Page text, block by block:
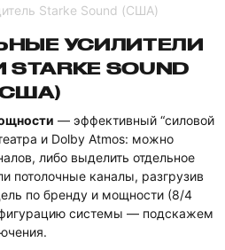
Starke Sound (США)
УСИЛИТЕЛИ
SOUND
— эффективный “силовой
и Dolby Atmos: можно
либо выделить отдельное
потолочные каналы, разгрузив
по бренду и мощности (8/4
системы — подскажем